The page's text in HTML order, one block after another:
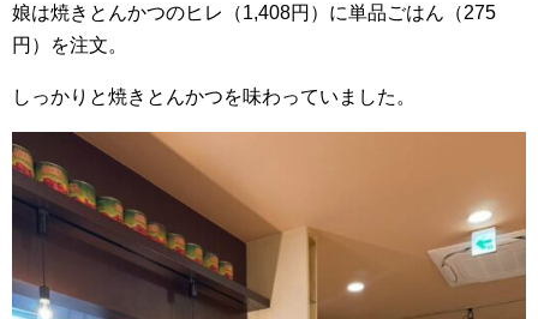
娘は焼きとんかつのヒレ（1,408円）に単品ごはん（275
円）を注文。
しっかりと焼きとんかつを味わっていました。